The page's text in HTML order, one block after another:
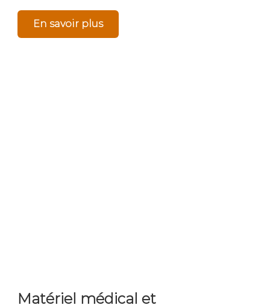
En savoir plus
Matériel médical et